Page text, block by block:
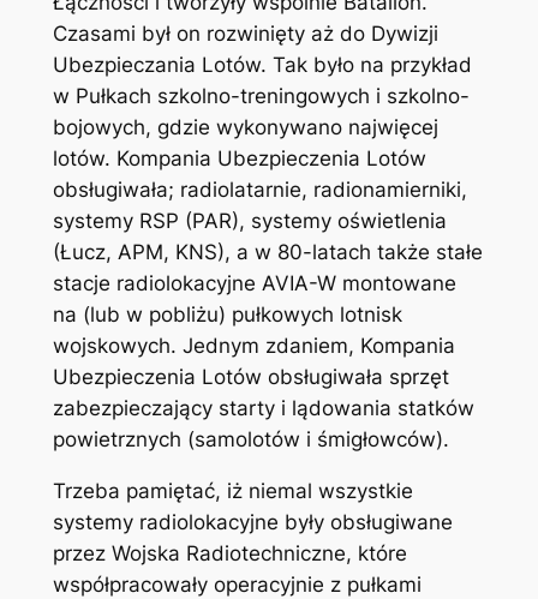
Czasami był on rozwinięty aż do Dywizji
Ubezpieczania Lotów. Tak było na przykład
w Pułkach szkolno-treningowych i szkolno-
bojowych, gdzie wykonywano najwięcej
lotów. Kompania Ubezpieczenia Lotów
obsługiwała; radiolatarnie, radionamierniki,
systemy RSP (PAR), systemy oświetlenia
(Łucz, APM, KNS), a w 80-latach także stałe
stacje radiolokacyjne AVIA-W montowane
na (lub w pobliżu) pułkowych lotnisk
wojskowych. Jednym zdaniem, Kompania
Ubezpieczenia Lotów obsługiwała sprzęt
zabezpieczający starty i lądowania statków
powietrznych (samolotów i śmigłowców).
Trzeba pamiętać, iż niemal wszystkie
systemy radiolokacyjne były obsługiwane
przez Wojska Radiotechniczne, które
współpracowały operacyjnie z pułkami